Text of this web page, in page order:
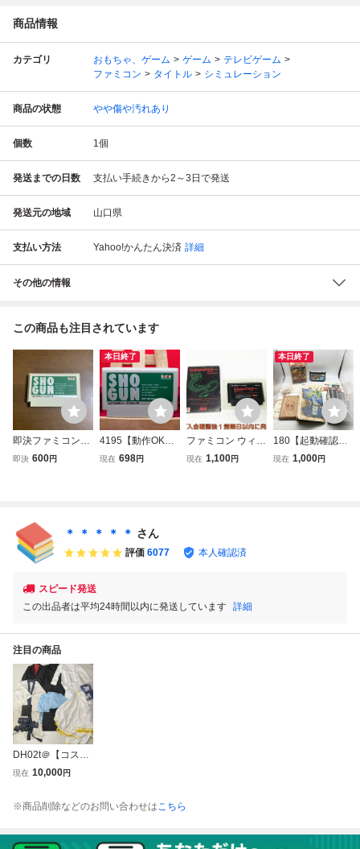
商品情報
カテゴリ おもちゃ、ゲーム ゲーム
テレビゲーム
ファミコン
タイトル シミュレーション
商品の状態 やや傷や汚れあり
個数 1個
発送までの日数 支払い手続きから2～3日で発送
発送元の地域 山口県
支払い方法 Yahoo!かんたん決済 詳細
その他の情報
この商品も注目されています
即決ファミコンソ
フト 将軍 SHOGU
即決 600円
本日終了
4195【動作OK】
SHOGUN 将軍 フ
現在 698円
ファミコン ウィザ
ードリィ ゲームソ
現在 1,100円
本日終了
180【起動確認済
み】FC 貝獣物語
現在 1,000円
＊ ＊ ＊ ＊ ＊ さん
評価 6077 本人確認済
スピード発送
この出品者は平均24時間以内に発送しています 詳細
注目の商品
DH02t＠【コスプ
レ衣装】まとめ 刀
ズ 星を紡ぐ子ども
後家兼光 黒龍 両
現在 10,000円
※商品削除などのお問い合わせはこちら